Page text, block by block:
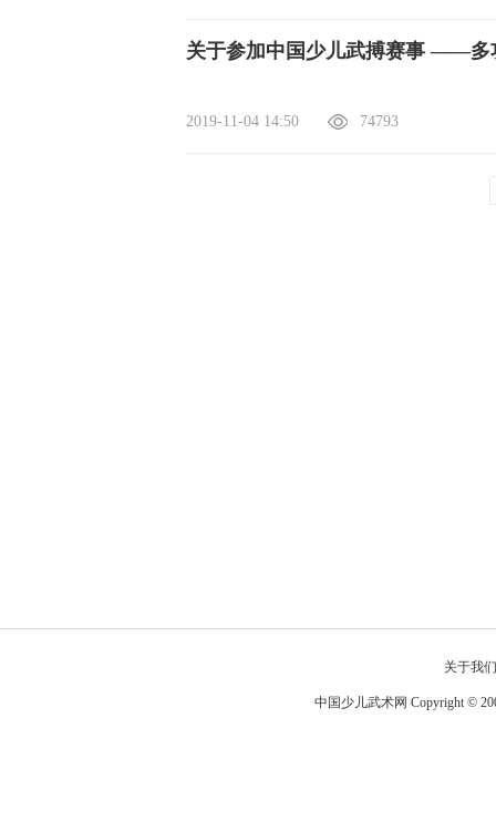
关于参加中
2019-11-04 14:50 74793
关于我们
中国少儿武术网 Copyright ©